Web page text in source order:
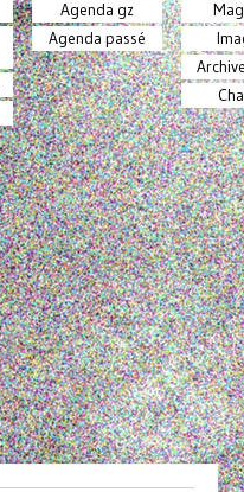
Agenda gz
Agenda passé